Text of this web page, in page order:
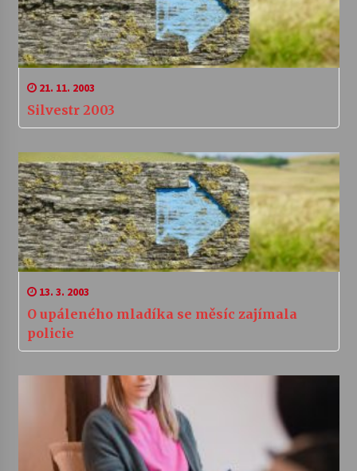
21. 11. 2003
Silvestr 2003
13. 3. 2003
O upáleného mladíka se měsíc zajímala
policie